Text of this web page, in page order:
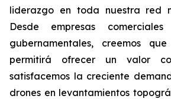
liderazgo en toda nuestra red
Desde empresas
gubernamentales, creemos
permitirá ofrecer un valor
satisfacemos la creciente
drones en levantamientos